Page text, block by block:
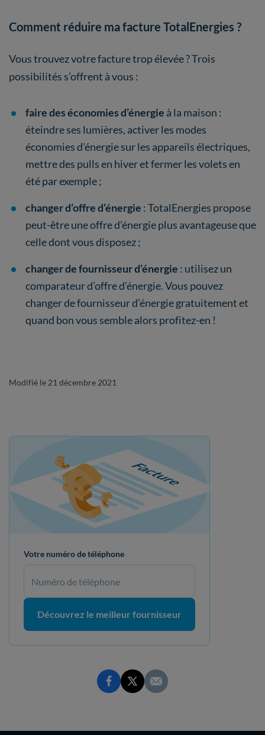
Votre numéro de téléphone
Découvrez le meilleur fournisseur
Comment réduire ma facture TotalEnergies ?
Vous trouvez votre facture trop élevée ? Trois
possibilités s’offrent à vous :
faire des économies d’énergie à la maison :
éteindre ses lumières, activer les modes
économies d’énergie sur les appareils électriques,
mettre des pulls en hiver et fermer les volets en
été par exemple ;
changer d’offre d’énergie : TotalEnergies propose
peut-être une offre d’énergie plus avantageuse que
celle dont vous disposez ;
changer de fournisseur d’énergie : utilisez un
comparateur d’offre d’énergie. Vous pouvez
changer de fournisseur d’énergie gratuitement et
quand bon vous semble alors profitez-en !
Modifié le 21 décembre 2021